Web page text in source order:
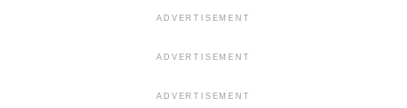
ADVERTISEMENT
ADVERTISEMENT
ADVERTISEMENT